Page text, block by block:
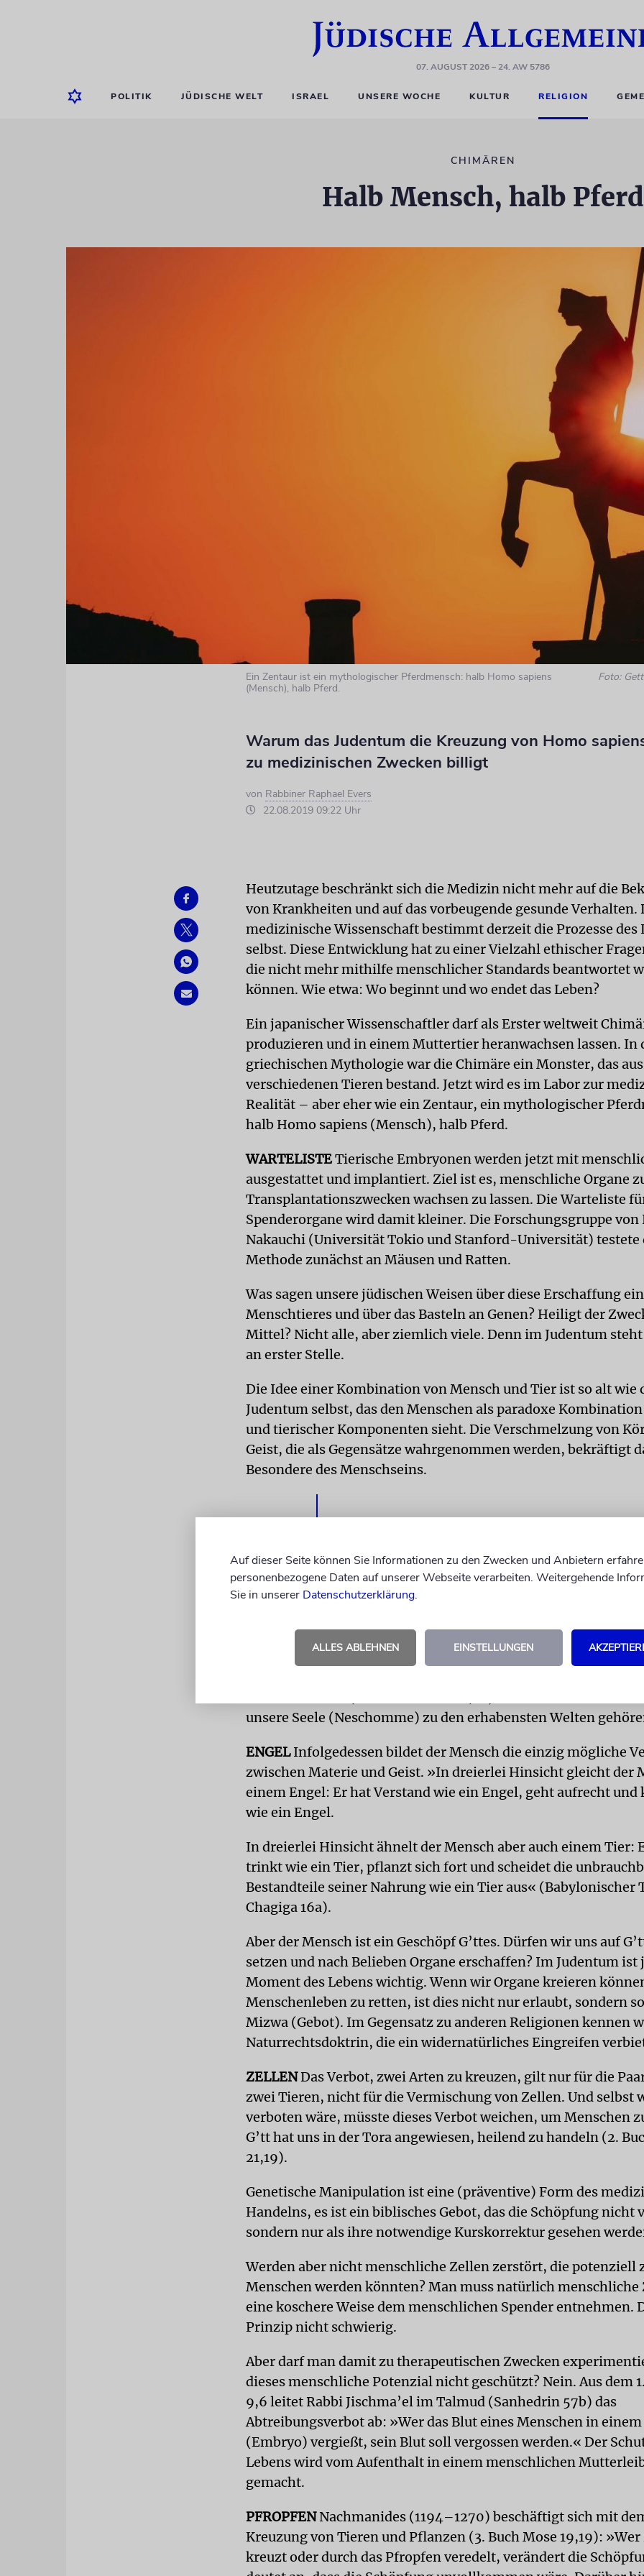
07. AUGUST 2026– 24. AW 5786
POLITIK JÜDISCHE WELT ISRAEL UNSERE WOCHE KULTUR RELIGION
CHIMÄREN
Halb Mensch, halb Pferd
Ein Zentaur ist ein mythologischer Pferdmensch: halb Homo sapiens
(Mensch), halb Pferd.
Foto:
Warum das Judentum die Kreuzung von Homo
zu medizinischen Zwecken billigt
von Rabbiner Raphael Evers
22.08.2019 09:22 Uhr
Heutzutage beschränkt sich die Medizin nicht mehr auf die
von Krankheiten und auf das vorbeugende gesunde Verhalten.
medizinische Wissenschaft bestimmt derzeit die Prozesse des
selbst. Diese Entwicklung hat zu einer Vielzahl ethischer
die nicht mehr mithilfe menschlicher Standards beantwortet
können. Wie etwa: Wo beginnt und wo endet das Leben?
Ein japanischer Wissenschaftler darf als Erster weltweit
produzieren und in einem Muttertier heranwachsen lassen. In
griechischen Mythologie war die Chimäre ein Monster, das aus
verschiedenen Tieren bestand. Jetzt wird es im Labor zur
Realität – aber eher wie ein Zentaur, ein mythologischer
halb Homo sapiens (Mensch), halb Pferd.
WARTELISTETierische Embryonen werden jetzt mit
ausgestattet und implantiert. Ziel ist es, menschliche Organe
Transplantationszwecken wachsen zu lassen. Die Warteliste
Spenderorgane wird damit kleiner. Die Forschungsgruppe
Nakauchi (Universität Tokio und Stanford-Universität) testete
Methode zunächst an Mäusen und Ratten.
Was sagen unsere jüdischen Weisen über diese Erschaffung
Menschtieres und über das Basteln an Genen? Heiligt der
Mittel? Nicht alle, aber ziemlich viele. Denn im Judentum steht
an erster Stelle.
Die Idee einer Kombination von Mensch und Tier ist so alt wie
Judentum selbst, das den Menschen als paradoxe
und tierischer Komponenten sieht. Die Verschmelzung von
Geist, die als Gegensätze wahrgenommen werden, bekräftigt
Besondere des Menschseins.
Organe künstlich zu kreieren,
Menschenleben zu retten, ist
Mizwa.
unsere Seele (Neschomme) zu den erhabensten Welten
ENGELInfolgedessen bildet der Mensch die einzig mögliche
zwischen Materie und Geist. »In dreierlei Hinsicht gleicht der
einem Engel: Er hat Verstand wie ein Engel, geht aufrecht und
wie ein Engel.
In dreierlei Hinsicht ähnelt der Mensch aber auch einem Tier:
trinkt wie ein Tier, pflanzt sich fort und scheidet die
Bestandteile seiner Nahrung wie ein Tier aus« (Babylonischer
Chagiga 16a).
Aber der Mensch ist ein Geschöpf G’ttes. Dürfen wir uns auf
setzen und nach Belieben Organe erschaffen? Im Judentum ist
Moment des Lebens wichtig. Wenn wir Organe kreieren
Menschenleben zu retten, ist dies nicht nur erlaubt, sondern
Mizwa (Gebot). Im Gegensatz zu anderen Religionen kennen
Naturrechtsdoktrin, die ein widernatürliches Eingreifen
ZELLENDas Verbot, zwei Arten zu kreuzen, gilt nur für die
zwei Tieren, nicht für die Vermischung von Zellen. Und selbst
verboten wäre, müsste dieses Verbot weichen, um Menschen
G’tt hat uns in der Tora angewiesen, heilend zu handeln (2.
21,19).
Genetische Manipulation ist eine (präventive) Form des
Handelns, es ist ein biblisches Gebot, das die Schöpfung nicht
sondern nur als ihre notwendige Kurskorrektur gesehen
Werden aber nicht menschliche Zellen zerstört, die potenziell
Menschen werden könnten? Man muss natürlich menschliche
eine koschere Weise dem menschlichen Spender entnehmen.
Prinzip nicht schwierig.
Aber darf man damit zu therapeutischen Zwecken
dieses menschliche Potenzial nicht geschützt? Nein. Aus dem
9,6 leitet Rabbi Jischma’el im Talmud (Sanhedrin 57b) das
Abtreibungsverbot ab: »Wer das Blut eines Menschen in
(Embryo) vergießt, sein Blut soll vergossen werden.« Der
Lebens wird vom Aufenthalt in einem menschlichen
gemacht.
PFROPFENNachmanides (1194–1270) beschäftigt sich mit
Kreuzung von Tieren und Pflanzen (3. Buch Mose 19,19):
kreuzt oder durch das Pfropfen veredelt, verändert die
Auf dieser Seite können Sie Informationen zu den Zwecken und Anbietern
personenbezogene Daten auf unserer Webseite verarbeiten. Weitergehende
Sie in unserer Datenschutzerklärung.
ALLES ABLEHNEN EINSTELLUNGEN